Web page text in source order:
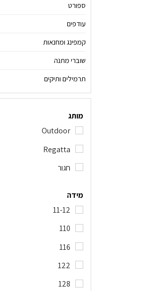
ספורט
עודפים
קמפינג ומחנאות
שוברי מתנה
תרמילים ותיקים
מותג
Outdoor
Regatta
חגור
מידה
11-12
110
116
122
128